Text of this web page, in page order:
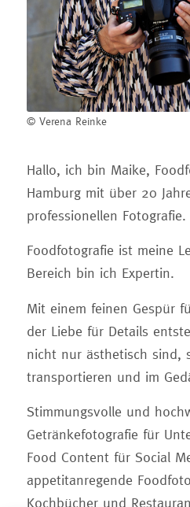
© Verena Reinke
Hallo, ich bin Maike,
Hamburg mit über 20
professionellen Fotografie.
Foodfotografie ist meine
Bereich bin ich Expertin.
Mit einem feinen Gespür
der Liebe für Details
nicht nur ästhetisch sind,
transportieren und im
Stimmungsvolle und
Getränkefotografie für
Food Content für Social
appetitanregende
Kochbücher und